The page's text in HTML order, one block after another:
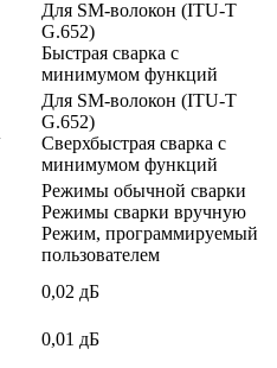
Для SM-волокон (ITU-T
G.652)
Быстрая сварка с
минимумом функций
Для SM-волокон (ITU-T
G.652)
Сверхбыстрая сварка с
минимумом функций
Режимы обычной сварки
Режимы сварки вручную
Режим, программируемый
пользователем
0,02 дБ
0,01 дБ